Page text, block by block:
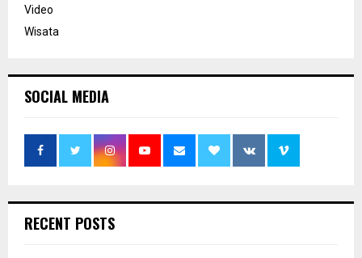
Video
Wisata
SOCIAL MEDIA
RECENT POSTS